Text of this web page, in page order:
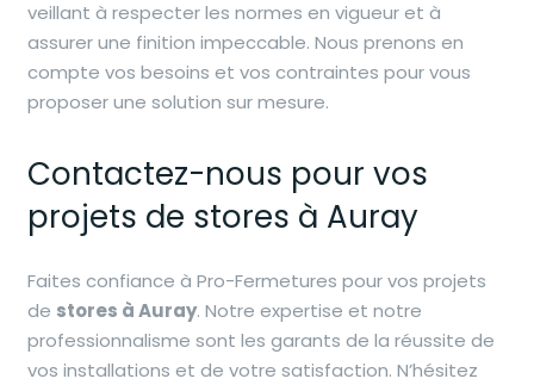
veillant à respecter les normes en vigueur et à
assurer une finition impeccable. Nous prenons en
compte vos besoins et vos contraintes pour vous
proposer une solution sur mesure.
Contactez-nous pour vos
projets de stores à Auray
Faites confiance à Pro-Fermetures pour vos projets
de stores à Auray. Notre expertise et notre
professionnalisme sont les garants de la réussite de
vos installations et de votre satisfaction. N’hésitez